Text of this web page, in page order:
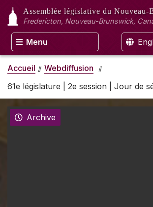
Assemblée législative du Nouveau-
Fredericton, Nouveau-Brunswick,
Menu
Accueil
Webdiffusion
61e législature | 2e session | Jour de
Archive